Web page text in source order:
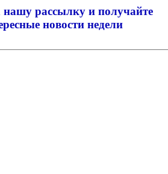
нашу рассылку и получайте
новости недели